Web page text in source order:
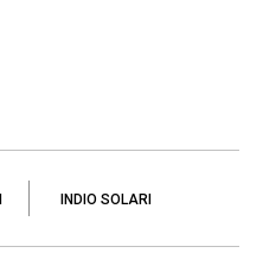
INDIO SOLARI